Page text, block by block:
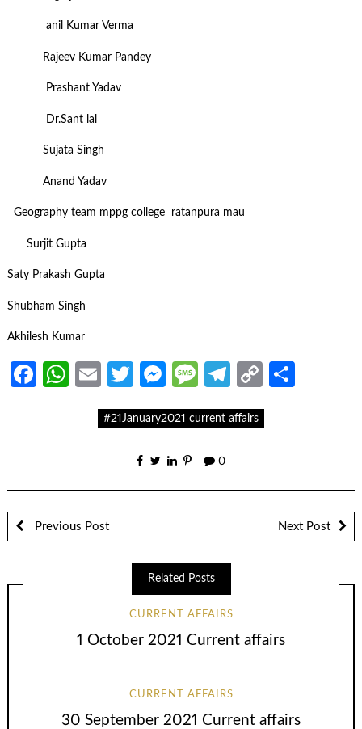
anil Kumar Verma
Rajeev Kumar Pandey
Prashant Yadav
Dr.Sant lal
Sujata Singh
Anand Yadav
Geography team mppg college ratanpura mau
Surjit Gupta
Saty Prakash Gupta
Shubham Singh
Akhilesh Kumar
Facebook
WhatsApp
EmailTwitter
Messenger
Message
Telegram
Copy
#21January2021 current affairs
0
Previous Post Next Post
Related Posts
CURRENT AFFAIRS
1 October 2021 Current affairs
CURRENT AFFAIRS
30 September 2021 Current affairs